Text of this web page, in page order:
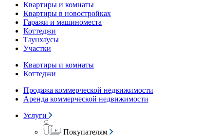
Квартиры и комнаты
Квартиры в новостройках
Гаражи и машиноместа
Коттеджи
Таунхаусы
Участки
Квартиры и комнаты
Коттеджи
Продажа коммерческой недвижимости
Аренда коммерческой недвижимости
Услуги
Покупателям